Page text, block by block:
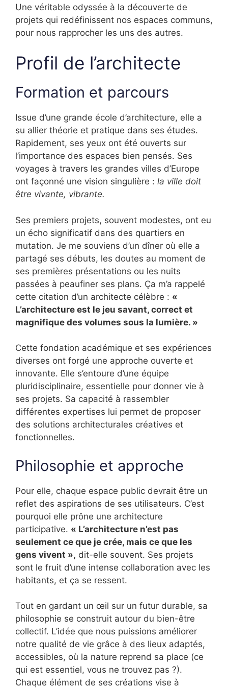
Une véritable odyssée à la découverte de
projets qui redéfinissent nos espaces communs,
pour nous rapprocher les uns des autres.
Profil de l’architecte
Formation et parcours
Issue d’une grande école d’architecture, elle a
su allier théorie et pratique dans ses études.
Rapidement, ses yeux ont été ouverts sur
l’importance des espaces bien pensés. Ses
voyages à travers les grandes villes d’Europe
ont façonné une vision singulière : la ville doit
être vivante, vibrante.
Ses premiers projets, souvent modestes, ont eu
un écho significatif dans des quartiers en
mutation. Je me souviens d’un dîner où elle a
partagé ses débuts, les doutes au moment de
ses premières présentations ou les nuits
passées à peaufiner ses plans. Ça m’a rappelé
cette citation d’un architecte célèbre : «
L’architecture est le jeu savant, correct et
magnifique des volumes sous la lumière. »
Cette fondation académique et ses expériences
diverses ont forgé une approche ouverte et
innovante. Elle s’entoure d’une équipe
pluridisciplinaire, essentielle pour donner vie à
ses projets. Sa capacité à rassembler
différentes expertises lui permet de proposer
des solutions architecturales créatives et
fonctionnelles.
Philosophie et approche
Pour elle, chaque espace public devrait être un
reflet des aspirations de ses utilisateurs. C’est
pourquoi elle prône une architecture
participative. « L’architecture n’est pas
seulement ce que je crée, mais ce que les
gens vivent », dit-elle souvent. Ses projets
sont le fruit d’une intense collaboration avec les
habitants, et ça se ressent.
Tout en gardant un œil sur un futur durable, sa
philosophie se construit autour du bien-être
collectif. L’idée que nous puissions améliorer
notre qualité de vie grâce à des lieux adaptés,
accessibles, où la nature reprend sa place (ce
qui est essentiel, vous ne trouvez pas ?).
Chaque élément de ses créations vise à